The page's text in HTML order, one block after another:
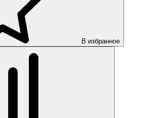
В избранное